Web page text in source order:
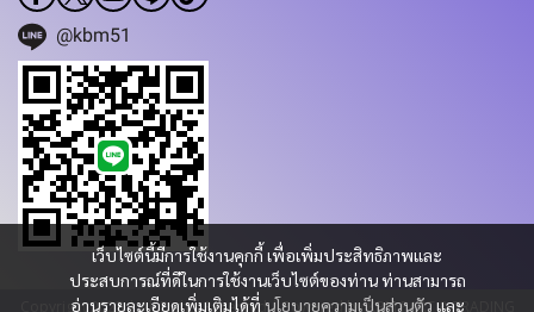
เว็บไซต์นี้มีการใช้งานคุกกี้ เพื่อเพิ่มประสิทธิภาพและ
ประสบการณ์ที่ดีในการใช้งานเว็บไซต์ของท่าน ท่านสามารถ
อ่านรายละเอียดเพิ่มเติมได้ที่ นโยบายความเป็นส่วนตัว และ
@kbm51
Copyright 2023 | All Rights Reserved | Powered by KBM PART & TRADING